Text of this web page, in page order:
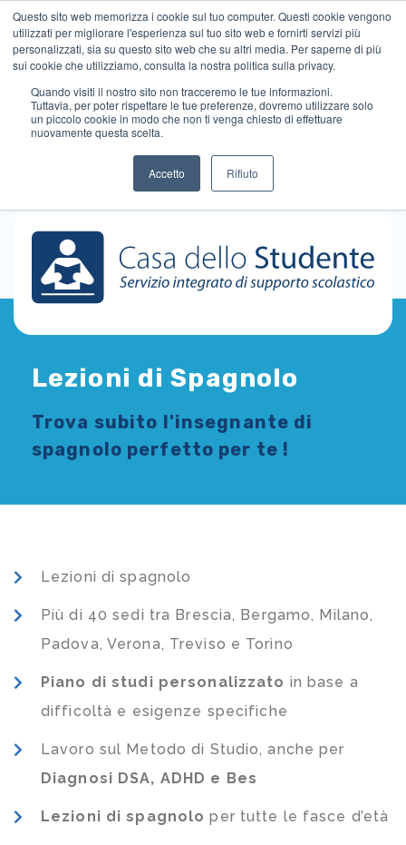
Questo sito web memorizza i cookie sul tuo computer. Questi cookie vengono
utilizzati per migliorare l'esperienza sul tuo sito web e fornirti servizi più
personalizzati, sia su questo sito web che su altri media. Per saperne di più
sui cookie che utilizziamo, consulta la nostra politica sulla privacy.
Quando visiti il ​​nostro sito non tracceremo le tue informazioni.
Tuttavia, per poter rispettare le tue preferenze, dovremo utilizzare solo
un piccolo cookie in modo che non ti venga chiesto di effettuare
nuovamente questa scelta.
Accetto Rifiuto
Lezioni di Spagnolo
Trova subito l'insegnante di
spagnolo perfetto per te !
Lezioni di spagnolo
Più di 40 sedi tra Brescia, Bergamo, Milano,
Padova, Verona, Treviso e Torino
Piano di studi personalizzato in base a
difficoltà e esigenze specifiche
Lavoro sul Metodo di Studio, anche per
Diagnosi DSA, ADHD e Bes
Lezioni di spagnolo per tutte le fasce d’età